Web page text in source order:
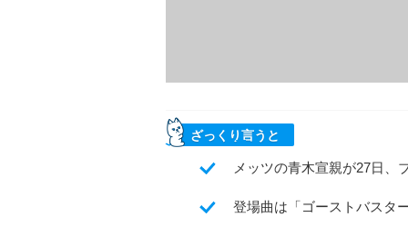
ざっくり言うと
メッツの青木宣親が27日、
登場曲は「ゴーストバスタ